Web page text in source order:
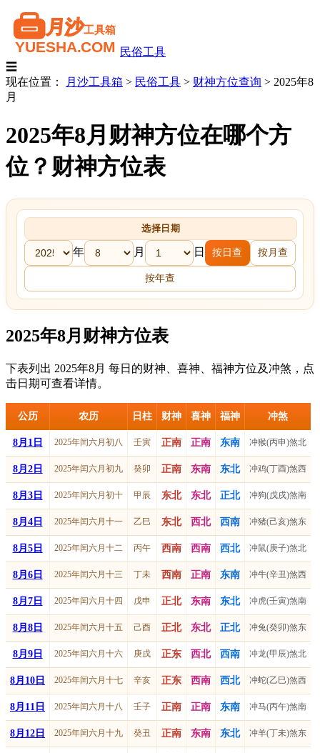
民俗工具
☰
现在位置：
月沙工具箱 > 民俗工具 > 财神方位查询 > 2025年8
月
2025年8月财神方位在哪个方
位？财神方位表
选择日期
年 月 日 按日查 按月查
按年查
2025年8月财神方位表
下表列出 2025年8月 每日的财神、喜神、福神方位及冲煞，点
击日期可查看详情。
公历 农历 日柱 财神 喜神 福神 冲煞
8月1日 2025年闰六月初八 壬寅 正南 正南 东南 冲猴(丙申)煞北
8月2日 2025年闰六月初九 癸卯 正南 东南 东北 冲鸡(丁酉)煞西
8月3日 2025年闰六月初十 甲辰 东北 东北 正北 冲狗(戊戌)煞南
8月4日 2025年闰六月十一 乙巳 东北 西北 西南 冲猪(己亥)煞东
8月5日 2025年闰六月十二 丙午 西南 西南 西北 冲鼠(庚子)煞北
8月6日 2025年闰六月十三 丁未 西南 正南 东南 冲牛(辛丑)煞西
8月7日 2025年闰六月十四 戊申 正北 东南 东北 冲虎(壬寅)煞南
8月8日 2025年闰六月十五 己酉 正北 东北 正北 冲兔(癸卯)煞东
8月9日 2025年闰六月十六 庚戌 正东 西北 西南 冲龙(甲辰)煞北
8月10日 2025年闰六月十七 辛亥 正东 西南 西北 冲蛇(乙巳)煞西
8月11日 2025年闰六月十八 壬子 正南 正南 东南 冲马(丙午)煞南
8月12日 2025年闰六月十九 癸丑 正南 东南 东北 冲羊(丁未)煞东